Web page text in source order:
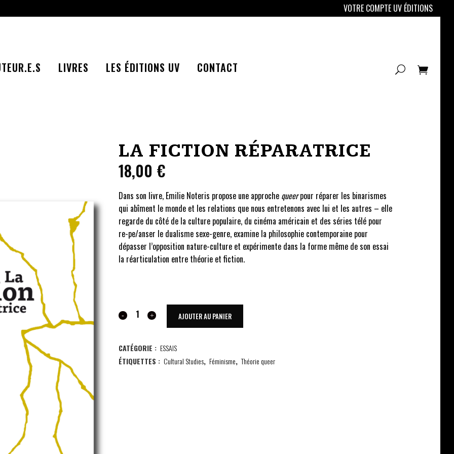
VOTRE COMPTE UV ÉDITIONS
LIVRES LES ÉDITIONS UV CONTACT
LA FICTION RÉPARATRICE
18,00 €
Dans son livre, Emilie Noteris propose une approche queerpour réparer les binarismes
qui abîment le monde et les relations que nous entretenons avec lui et les autres – elle
regarde du côté de la culture populaire, du cinéma américain et des séries télé pour
re-pe/anser le dualisme sexe-genre, examine la philosophie contemporaine pour
dépasser l’opposition nature-culture et expérimente dans la forme même de son essai
la réarticulation entre théorie et fiction.
LA
RÉPARATRICE
AJOUTER AU PANIER
CATÉGORIE : ESSAIS
ÉTIQUETTES : Cultural Studies, Féminisme, Théorie queer